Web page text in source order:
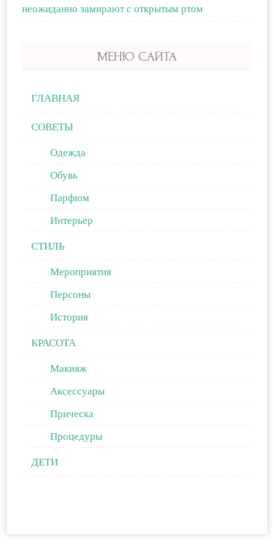
неожиданно замирают с открытым ртом
МЕНЮ САЙТА
ГЛАВНАЯ
СОВЕТЫ
Одежда
Обувь
Парфюм
Интерьер
СТИЛЬ
Мероприятия
Персоны
История
КРАСОТА
Макияж
Аксессуары
Прическа
Процедуры
ДЕТИ